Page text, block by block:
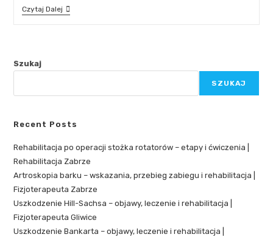
Czytaj Dalej
Szukaj
SZUKAJ
Recent Posts
Rehabilitacja po operacji stożka rotatorów – etapy i ćwiczenia |
Rehabilitacja Zabrze
Artroskopia barku – wskazania, przebieg zabiegu i rehabilitacja |
Fizjoterapeuta Zabrze
Uszkodzenie Hill-Sachsa – objawy, leczenie i rehabilitacja |
Fizjoterapeuta Gliwice
Uszkodzenie Bankarta – objawy, leczenie i rehabilitacja |